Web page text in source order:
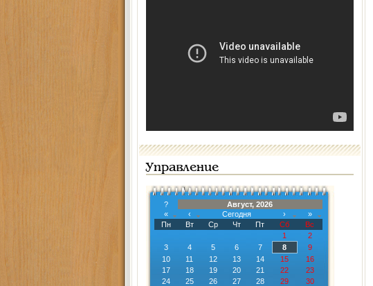
Управление
?
Август, 2026
«
‹ Сегодня ›
»
Пн
Вт Ср Чт Пт Сб
Вс
1
2
3
4 5 6 7 8
9
10
11 12 13 14 15
16
17
18 19 20 21 22
23
24
25 26 27 28 29
30